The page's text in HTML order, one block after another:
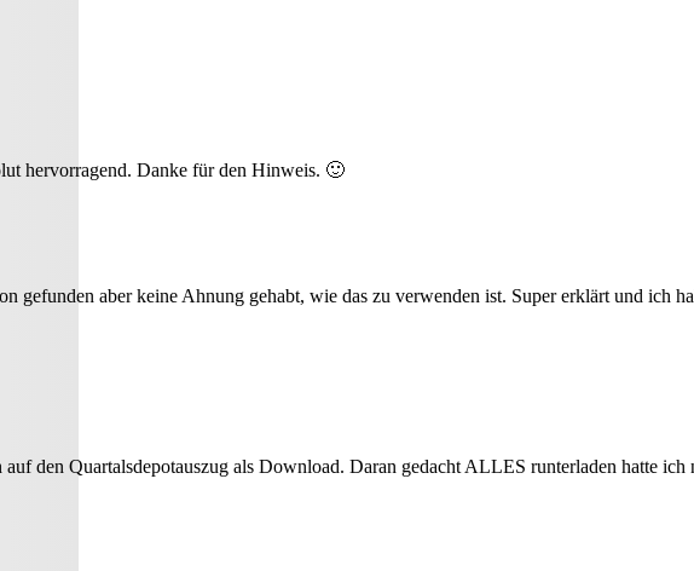
hervorragend. Danke für den Hinweis. 🙂
gefunden aber keine Ahnung gehabt, wie das zu verwenden ist. Super erklärt und ich
den Quartalsdepotauszug als Download. Daran gedacht ALLES runterladen hatte